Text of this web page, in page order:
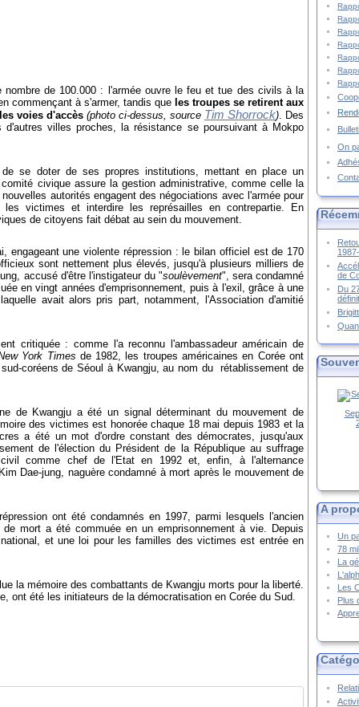
de 100.000 : l'armée ouvre le feu et tue des civils à la
commençant à s'armer, tandis que les troupes se retirent aux
voies d'accès (photo ci-dessus, source Tim Shorrock). Des
d'autres villes proches, la résistance se poursuivant à Mokpo
se doter de ses propres institutions, mettant en place un
civique assure la gestion administrative, comme celle la
autorités engagent des négociations avec l'armée pour
les victimes et interdire les représailles en contrepartie. En
de citoyens fait débat au sein du mouvement.
engageant une violente répression : le bilan officiel est de 170
sont nettement plus élevés, jusqu'à plusieurs milliers de
accusé d'être l'instigateur du "soulèvement", sera condamné
en vingt années d'emprisonnement, puis à l'exil, grâce à une
avait alors pris part, notamment, l'Association d'amitié
critiquée : comme l'a reconnu l'ambassadeur américain de
York Times de 1982, les troupes américaines en Corée ont
coréens de Séoul à Kwangju, au nom du rétablissement de
de Kwangju a été un signal déterminant du mouvement de
des victimes est honorée chaque 18 mai depuis 1983 et la
a été un mot d'ordre constant des démocrates, jusqu'aux
de l'élection du Président de la République au suffrage
comme chef de l'Etat en 1992 et, enfin, à l'alternance
Dae-jung, naguère condamné à mort après le mouvement de
ont été condamnés en 1997, parmi lesquels l'ancien
mort a été commuée en un emprisonnement à vie. Depuis
et une loi pour les familles des victimes est entrée en
la mémoire des combattants de Kwangju morts pour la liberté.
ont été les initiateurs de la démocratisation en Corée du Sud.
On
de
Du
A
Un
78
La
Les
Plus